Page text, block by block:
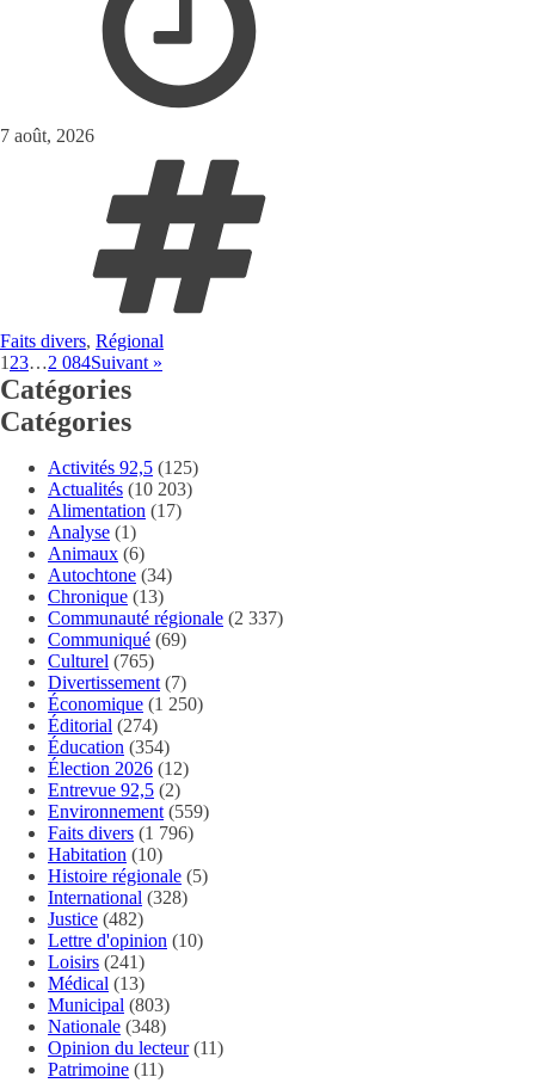
7 août, 2026
Faits divers, Régional
1 23…2 084Suivant »
Catégories
Catégories
Activités 92,5 (125)
Actualités (10 203)
Alimentation (17)
Analyse (1)
Animaux (6)
Autochtone (34)
Chronique (13)
Communauté régionale (2 337)
Communiqué (69)
Culturel (765)
Divertissement (7)
Économique (1 250)
Éditorial (274)
Éducation (354)
Élection 2026 (12)
Entrevue 92,5 (2)
Environnement (559)
Faits divers (1 796)
Habitation (10)
Histoire régionale (5)
International (328)
Justice (482)
Lettre d'opinion (10)
Loisirs (241)
Médical (13)
Municipal (803)
Nationale (348)
Opinion du lecteur(11)
Patrimoine (11)